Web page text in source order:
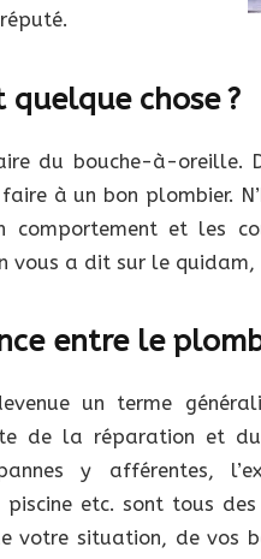
quelque chose ?
du bouche-à-oreille.
à un bon plombier.
et les
vous a dit sur le
entre le
un terme
de la réparation et
y afférentes,
etc. sont tous
votre situation, de vos